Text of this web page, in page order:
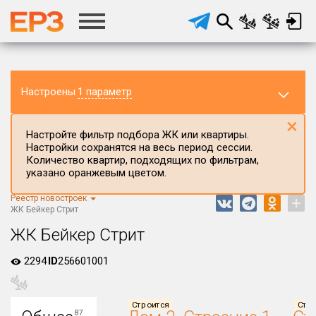
Настроены 1 параметр
Регион ЖК
Волгоградская область
Район в регионе
Все
Населённый пункт
Настройте фильтр подбора ЖК или квартиры.
Настройки сохранятся на весь период сессии.
Количество квартир, подходящих по фильтрам,
указано оранжевым цветом.
×
Реестр новостроек
ЖК Бейкер Стрит
+
ЖК Бейкер Стрит
2294ID256601001
87
Строится